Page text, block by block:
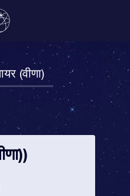
(वीणा)